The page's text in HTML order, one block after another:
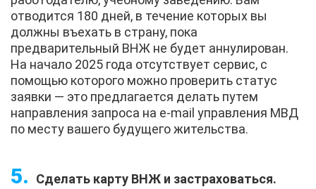
отводится 180 дней, в течение которых вы
должны въехать в страну, пока
предварительный ВНЖ не будет аннулирован.
На начало 2025 года отсутствует сервис, с
помощью которого можно проверить статус
заявки — это предлагается делать путем
направления запроса на e-mail управления МВД
по месту вашего будущего жительства.
Сделать карту ВНЖ и застраховаться.